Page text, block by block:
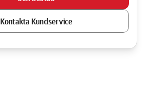
Kontakta Kundservice